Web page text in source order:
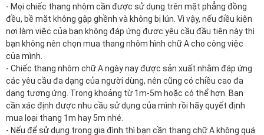
- Mọi chiếc thang nhôm cần được sử dụng trên mặt phẳng đồng
đều, bề mặt không gập ghềnh và không bị lún. Vì vậy, nếu điều kiện
nơi làm việc của bạn không đáp ứng được yêu cầu đầu tiên này thì
bạn không nên chọn mua thang nhôm hình chữ A cho công việc
của mình.
- Chiếc thang nhôm chữ A ngày nay được sản xuất nhằm đáp ứng
các yêu cầu đa dạng của người dùng, nên cũng có chiều cao đa
dạng tương ứng. Trong khoảng từ 1m-5m hoặc có thể hơn. Bạn
cần xác định được nhu cầu sử dụng của mình rồi hãy quyết định
mua loại thang 1m hay 5m nhé.
- Nếu để sử dụng trong gia đình thì bạn cần thang chữ A không quá